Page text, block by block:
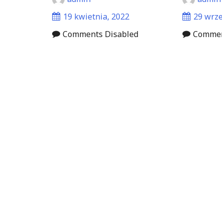
19 kwietnia, 2022
Comments Disabled
29